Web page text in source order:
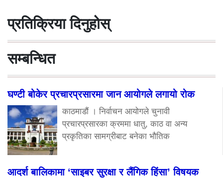
प्रतिक्रिया दिनुहोस्
सम्बन्धित
घण्टी बोकेर प्रचारप्रसारमा जान आयोगले लगायो रोक
काठमाडौं । निर्वाचन आयोगले चुनावी
प्रचारप्रसारका क्रममा धातु, काठ वा अन्य
प्रकृतिका सामग्रीबाट बनेका भौतिक
आदर्श बालिकामा ‘साइबर सुरक्षा र लैंगिक हिंसा’ विषयक